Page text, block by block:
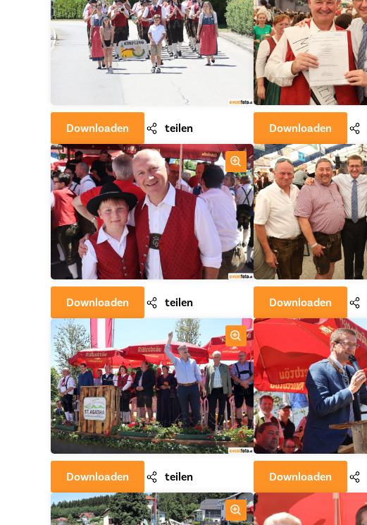
Downloaden teilen Downloaden
Downloaden teilen Downloaden
Downloaden teilen Downloaden